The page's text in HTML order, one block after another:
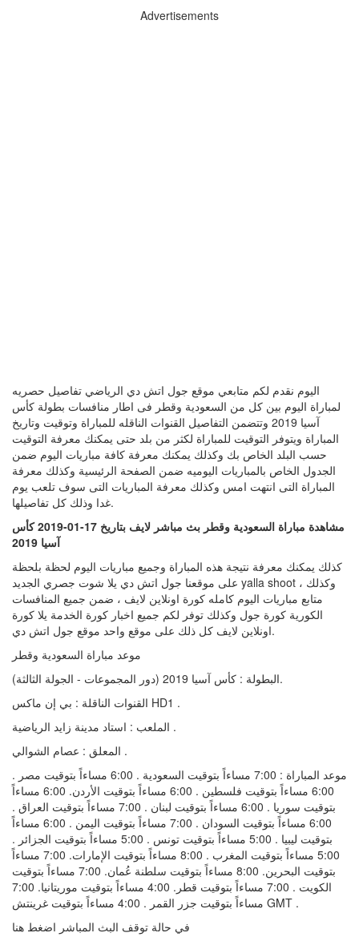
Advertisements
اليوم نقدم لكم متابعي موقع جول اتش دي الرياضي تفاصيل حصريه
لمباراة اليوم بين كل من السعودية وقطر فى اطار منافسات بطولة كأس
آسيا 2019 وتتضمن التفاصيل القنوات الناقله للمباراة وتوقيت وتاريخ
المباراة ويتوفر التوقيت للمباراة لكثر من بلد حتى يمكنك معرفة التوقيت
حسب البلد الخاص بك وكذلك يمكنك معرفة كافة مباريات اليوم ضمن
الجدول الخاص بالمباريات اليوميه ضمن الصفحة الرئيسية وكذلك معرفة
المباراة التى انتهت امس وكذلك معرفة المباريات التى سوف تلعب يوم
غدا وذلك كل تفاصيلها.
مشاهدة مباراة السعودية وقطر بث مباشر لايف بتاريخ 17-01-2019 كأس
آسيا 2019
كذلك يمكنك معرفة نتيجة هذه المباراة وجميع مباريات اليوم لحظة بلحظة
على موقعنا جول اتش دي يلا شوت جصري الجديد yalla shoot ، وكذلك
متابع مباريات اليوم كامله كورة اونلاين لايف ، ضمن جميع المنافسات
الكورية كورة جول وكذلك توفر لكم جميع اخبار كورة الخدمة يلا كورة
اونلاين لايف كل ذلك على موقع واحد موقع جول اتش دي.
موعد مباراة السعودية وقطر
البطولة : كأس آسيا 2019 (دور المجموعات - الجولة الثالثة).
القنوات الناقلة : بي إن ماكس HD1 .
الملعب : استاد مدينة زايد الرياضية .
المعلق : عصام الشوالي .
موعد المباراة : 7:00 مساءاً بتوقيت السعودية . 6:00 مساءاً بتوقيت مصر .
6:00 مساءاً بتوقيت فلسطين . 6:00 مساءاً بتوقيت الأردن. 6:00 مساءاً
بتوقيت سوريا . 6:00 مساءاً بتوقيت لبنان . 7:00 مساءاً بتوقيت العراق .
6:00 مساءاً بتوقيت السودان . 7:00 مساءاً بتوقيت اليمن . 6:00 مساءاً
بتوقيت ليبيا . 5:00 مساءاً بتوقيت تونس . 5:00 مساءاً بتوقيت الجزائر .
5:00 مساءاً بتوقيت المغرب . 8:00 مساءاً بتوقيت الإمارات. 7:00 مساءاً
بتوقيت البحرين. 8:00 مساءاً بتوقيت سلطنة عُمان. 7:00 مساءاً بتوقيت
الكويت . 7:00 مساءاً بتوقيت قطر. 4:00 مساءاً بتوقيت موريتانيا. 7:00
مساءاً بتوقيت جزر القمر . 4:00 مساءاً بتوقيت غرينتش GMT .
في حالة توقف البث المباشر اضغط هنا